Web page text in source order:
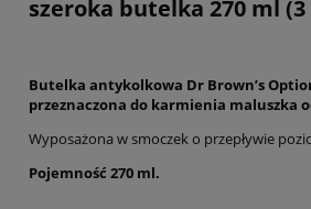
szeroka butelka 270 ml
Butelka antykolkowa Dr Brown’s
przeznaczona do karmienia maluszka
Wyposażona w smoczek o przepływie
Pojemność 270 ml.